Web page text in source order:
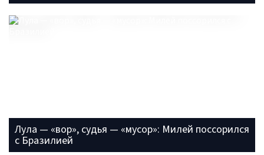
Лула — «вор», судья — «мусор»: Милей поссорился
с Бразилией